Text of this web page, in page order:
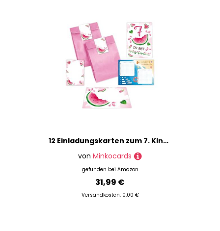
12 Einladungskarten zum 7. Kindergeburtstag Mädchen Wassermelone Einladung siebte Mädchengeburtstag incl. 12 Umschläge, 12 Partytüten/rosa, 12 Aufkleber, 12 Mini-Notizblöcke, 12 Schiffe versenken
von Minkocards
gefunden bei Amazon
31,99 €
Versandkosten: 0,00 €